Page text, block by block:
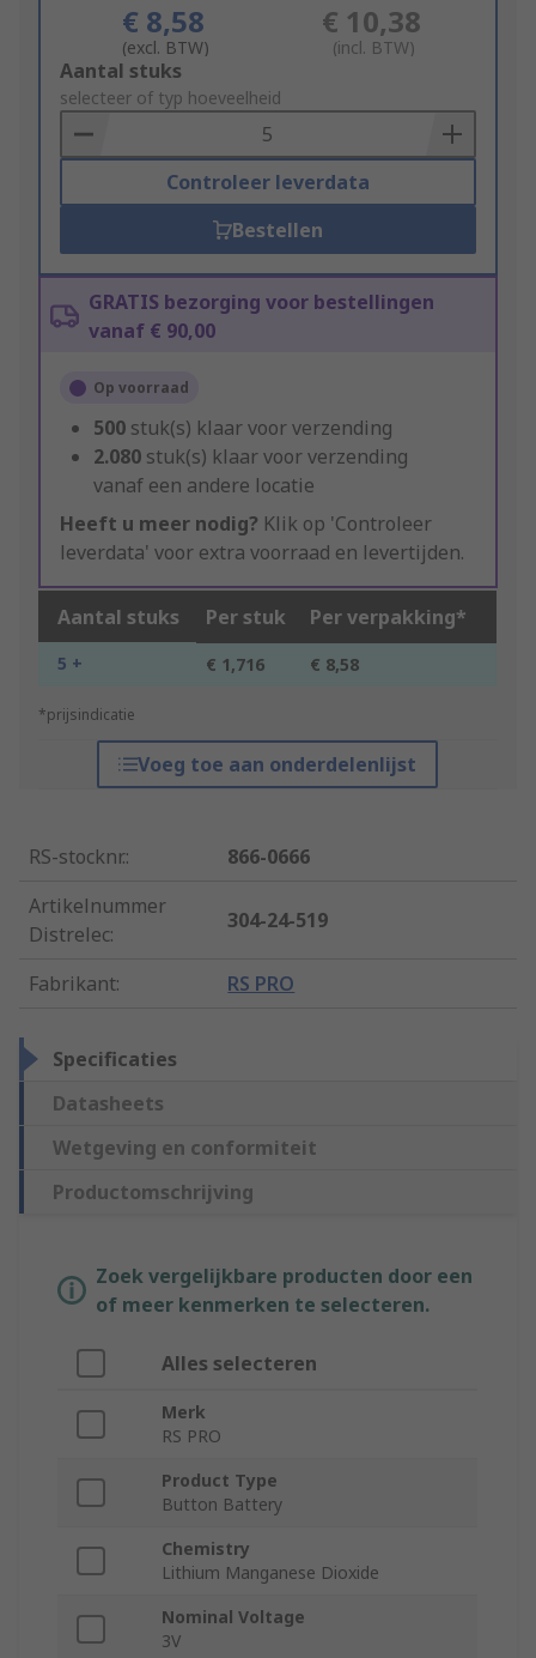
€ 8,58
(excl. BTW)
€ 10,38
(incl. BTW)
Add
to
Basket
Aantal stuks
selecteer of typ hoeveelheid
Controleer leverdata
Bestellen
GRATIS bezorging voor bestellingen
vanaf € 90,00
Op voorraad
500 stuk(s) klaar voor verzending
2.080 stuk(s) klaar voor verzending
vanaf een andere locatie
Heeft u meer nodig? Klik op 'Controleer
leverdata' voor extra voorraad en levertijden.
Aantal stuks Per stuk Per verpakking*
5 + € 1,716 € 8,58
*prijsindicatie
Voeg toe aan onderdelenlijst
RS-stocknr.:
866-0666
Artikelnummer
Distrelec:
304-24-519
Fabrikant: RS PRO
Specificaties
Datasheets
Wetgeving en conformiteit
Productomschrijving
Zoek vergelijkbare producten door een
of meer kenmerken te selecteren.
Alles selecteren
Merk
RS PRO
Product Type
Button Battery
Chemistry
Lithium Manganese Dioxide
Nominal Voltage
3V